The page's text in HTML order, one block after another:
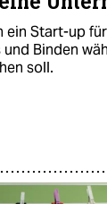
ein Start-up
Binden
soll.